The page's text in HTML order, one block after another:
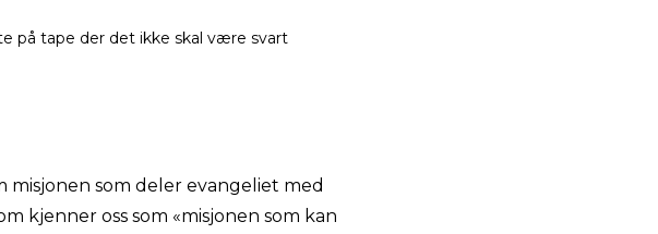
på tape der det ikke skal være svart
som deler evangeliet med
kjenner oss som «misjonen som kan